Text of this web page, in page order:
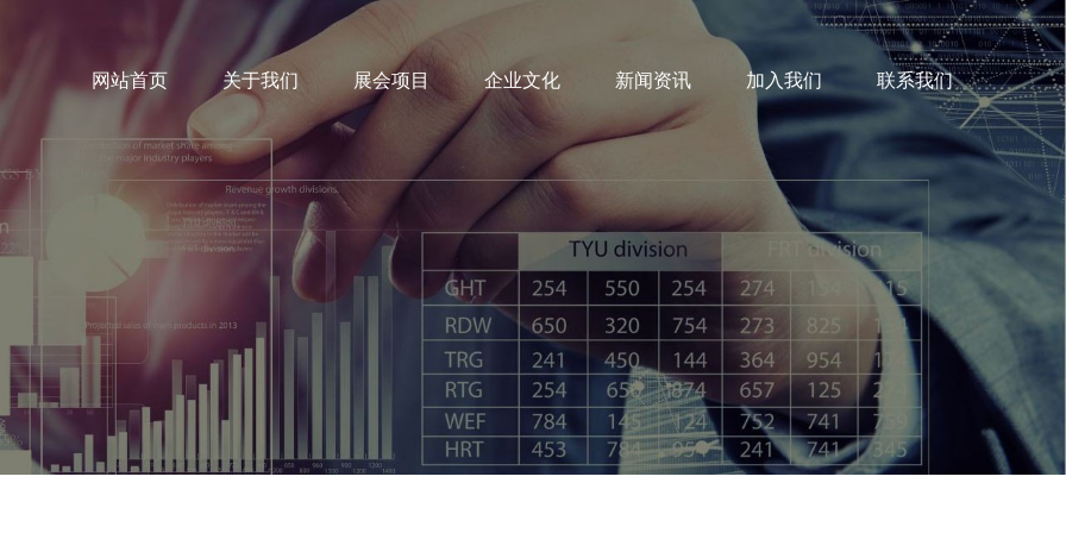
网站首页 关于我们 展会项目 企业文化 新闻资讯 加入我们 联系我们